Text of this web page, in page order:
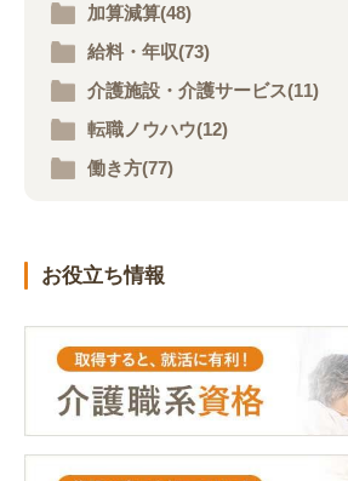
加算減算(48)
給料・年収(73)
介護施設・介護サービス(11)
転職ノウハウ(12)
働き方(77)
お役立ち情報